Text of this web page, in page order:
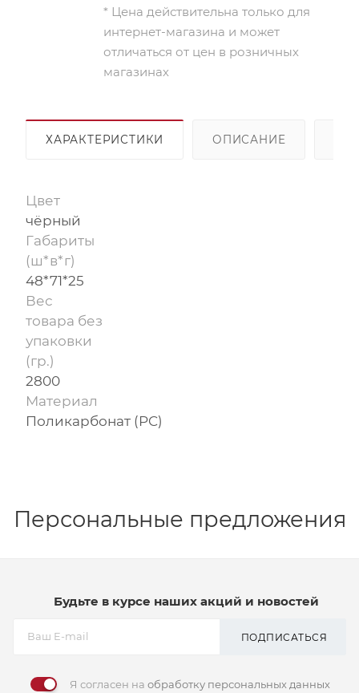
* Цена действительна только для
интернет-магазина и может
отличаться от цен в розничных
магазинах
ХАРАКТЕРИСТИКИ ОПИСАНИЕ
Цвет
чёрный
Габариты
(ш*в*г)
48*71*25
Вес
товара без
упаковки
(гр.)
2800
Материал
Поликарбонат (PC)
Персональные предложения
Будьте в курсе наших акций и новостей
ПОДПИСАТЬСЯ
Я согласен на обработку персональных данных